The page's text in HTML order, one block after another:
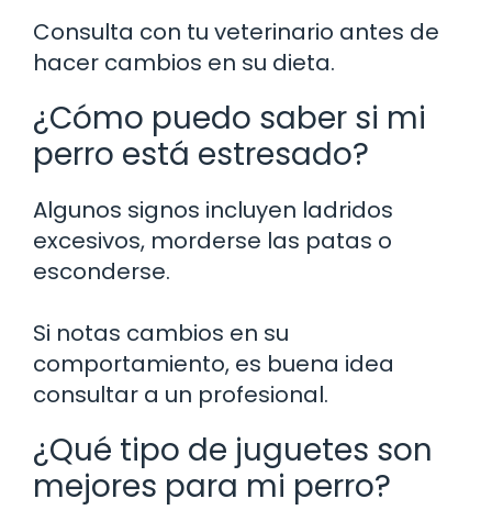
Consulta con tu veterinario antes de
hacer cambios en su dieta.
¿Cómo puedo saber si mi
perro está estresado?
Algunos signos incluyen ladridos
excesivos, morderse las patas o
esconderse.
Si notas cambios en su
comportamiento, es buena idea
consultar a un profesional.
¿Qué tipo de juguetes son
mejores para mi perro?